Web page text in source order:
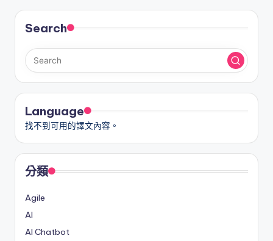
S
o
f
t
w
a
r
e
n
d
u
Search
Language
找不到可用的譯文內容。
分類
Agile
AI
AI Chatbot